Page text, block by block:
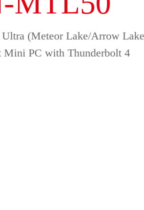
(Meteor Lake/Arrow Lake-
PC with Thunderbolt 4